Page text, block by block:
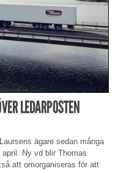
LEDARPOSTEN
ägare sedan många
Ny vd blir Thomas
att omorganiseras för att